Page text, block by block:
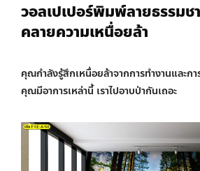
วอลเปเปอร์พิมพ์ลายธรรม
คลายความเหนื่อยล้า
คุณกำลังรู้สึกเหนื่อยล้าจากการทำงานและก
คุณมีอาการเหล่านี้ เราไปอาบป่ากันเถอะ